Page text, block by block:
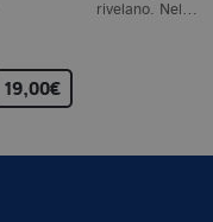
19,00€
rivelano. Nel…